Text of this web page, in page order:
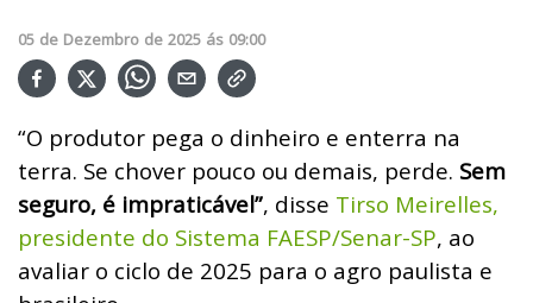
05 de Dezembro de 2025 ás 09:00
“O produtor pega o dinheiro e enterra na
terra. Se chover pouco ou demais, perde. Sem
seguro, é impraticável”, disse Tirso Meirelles,
presidente do Sistema FAESP/Senar-SP, ao
avaliar o ciclo de 2025 para o agro paulista e